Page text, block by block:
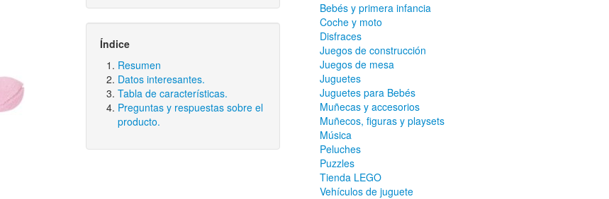
Índice
Resumen
Datos interesantes.
Tabla de características.
Preguntas y respuestas sobre el
producto.
Bebés y primera infancia
Coche y moto
Disfraces
Juegos de construcción
Juegos de mesa
Juguetes
Juguetes para Bebés
Muñecas y accesorios
Muñecos, figuras y playsets
Música
Peluches
Puzzles
Tienda LEGO
Vehículos de juguete